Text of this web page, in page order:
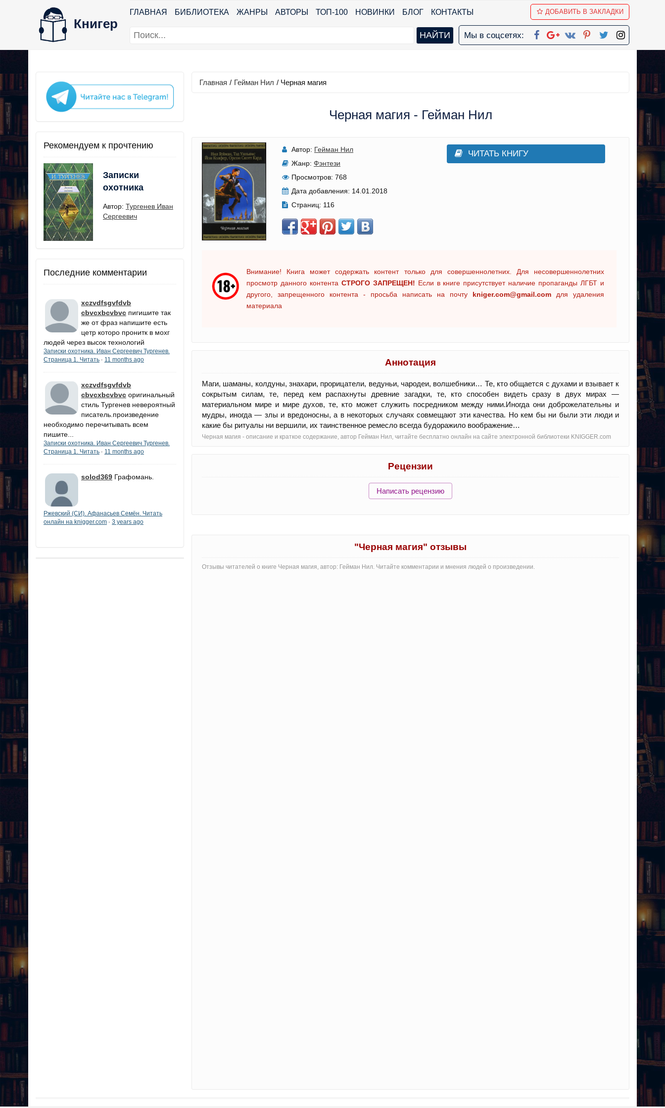
Книгер
ГЛАВНАЯ БИБЛИОТЕКА ЖАНРЫ АВТОРЫ ТОП-100 НОВИНКИ БЛОГ КОНТАКТЫ ДОБАВИТЬ В ЗАКЛАДКИ
Мы в соцсетях:
Рекомендуем к прочтению
Записки
охотника
Автор: Тургенев Иван
Сергеевич
Последние комментарии
xczvdfsgvfdvb
cbvcxbcvbvc пигишите так
же от фраз напишите есть
цетр которо пронитк в мохг
людей через высок технологий
Записки охотника. Иван Сергеевич Тургенев.
Страница 1. Читать · 11 months ago
xczvdfsgvfdvb
cbvcxbcvbvc оригинальный
стиль Тургенев невероятный
писатель.произведение
необходимо перечитывать всем
пишите...
Записки охотника. Иван Сергеевич Тургенев.
Страница 1. Читать · 11 months ago
solod369 Графомань.
Ржевский (СИ). Афанасьев Семён. Читать
онлайн на knigger.com · 3 years ago
Главная / Гейман Нил / Черная магия
Черная магия - Гейман Нил
Автор: Гейман Нил
Жанр: Фэнтези
Просмотров: 768
Дата добавления: 14.01.2018
Страниц: 116
ЧИТАТЬ КНИГУ
Внимание! Книга может содержать контент только для совершеннолетних. Для несовершеннолетних
просмотр данного контента СТРОГО ЗАПРЕЩЕН! Если в книге присутствует наличие пропаганды ЛГБТ и
другого, запрещенного контента - просьба написать на почту kniger.com@gmail.com для удаления
материала
Аннотация
Маги, шаманы, колдуны, знахари, прорицатели, ведуньи, чародеи, волшебники… Те, кто общается с духами и взывает к
сокрытым силам, те, перед кем распахнуты древние загадки, те, кто способен видеть сразу в двух мирах —
материальном мире и мире духов, те, кто может служить посредником между ними.Иногда они доброжелательны и
мудры, иногда — злы и вредоносны, а в некоторых случаях совмещают эти качества. Но кем бы ни были эти люди и
какие бы ритуалы ни вершили, их таинственное ремесло всегда будоражило воображение…
Черная магия - oписание и краткое содержание, автор Гейман Нил, читайте бесплатно онлайн на сайте электронной библиотеки KNIGGER.com
Рецензии
Написать рецензию
"Черная магия" отзывы
Отзывы читателей о книге Черная магия, автор: Гейман Нил. Читайте комментарии и мнения людей о произведении.